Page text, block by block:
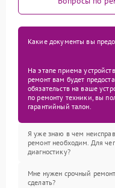
Какие документы вы
На этапе приема
ремонт вам будет
обязательств на ваше
по ремонту техники, вы
гарантийный талон.
Я уже знаю в чем
ремонт необходим. Для
диагностику?
Мне нужен срочный
сделать?